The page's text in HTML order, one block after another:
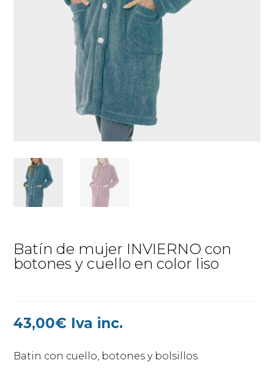
Batín de mujer INVIERNO con
botones y cuello en color liso
43,00€ Iva inc.
Batin con cuello, botones y bolsillos.